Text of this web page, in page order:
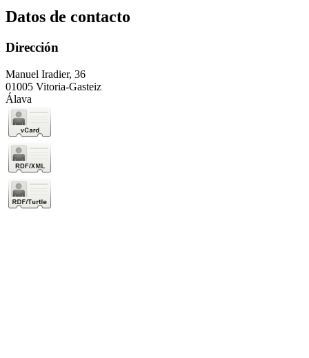
Datos de contacto
Dirección
Manuel Iradier, 36
01005 Vitoria-Gasteiz
Álava